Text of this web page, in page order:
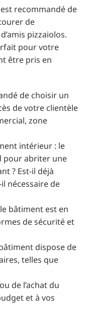
recommandé de
de
pizzaiolos.
pour votre
être pris en
de choisir un
de votre clientèle
zone
intérieur : le
pour abriter une
? Est-il déjà
nécessaire de
bâtiment est en
de sécurité et
dispose de
telles que
de l’achat du
et à vos